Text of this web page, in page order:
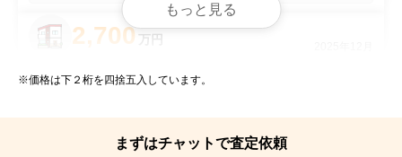
2,700万円
埼玉県北葛飾郡松伏町大字松伏
㎡
もっと見る
※価格は下２桁を四捨五入しています。
まずはチャットで査定依頼